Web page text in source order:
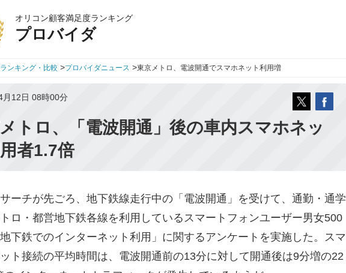
オリコン顧客満足度ランキング
プロバイダ
ンキング・比較 >プロバイダニュース >東京メトロ、電波開通でスマホネット利用増
月12日 08時00分
トロ、「電波開通」後の車内スマホネッ
用者1.7倍
ーチが先ごろ、地下鉄線走行中の「電波開通」を受けて、通勤・通学
ロ・都営地下鉄各線を利用しているスマートフォンユーザー男女500
下鉄でのインターネット利用」に関するアンケートを実施した。スマ
ト接続の平均時間は、電波開通前の13分に対して開通後は9分増の22